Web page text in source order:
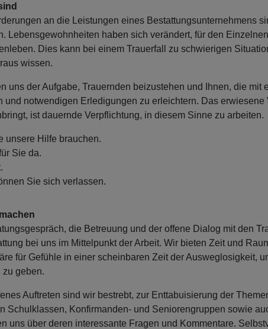
an die Leistungen eines Bestattungsunternehmens
Lebensgewohnheiten haben sich verändert, für den
Dies kann bei einem Trauerfall zu schwierigen
wissen.
uns der Aufgabe, Trauernden beizustehen und Ihnen, die
und notwendigen Erledigungen zu erleichtern. Das
ist dauernde Verpflichtung, in diesem Sinne zu arbeiten.
unsere Hilfe brauchen.
Sie da.
Sie sich verlassen.
die Betreuung und der offene Dialog mit den
bei uns im Mittelpunkt der Arbeit. Wir bieten Zeit und
für Gefühle in einer scheinbaren Zeit der Ausweglosigkeit,
zu geben.
Auftreten sind wir bestrebt, zur Enttabuisierung der
Schulklassen, Konfirmanden- und Seniorengruppen sowie
uns über deren interessante Fragen und Kommentare.